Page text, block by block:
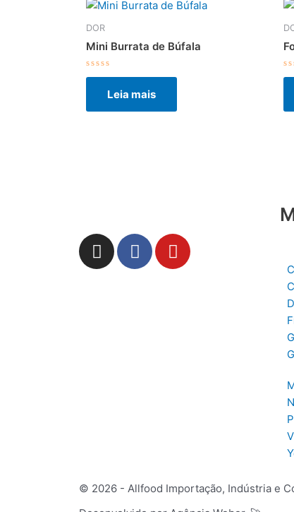
DOR
Mini Burrata de Búfala
Avaliação
Leia mais
I
n
F
a
Y
o
© 2026 - Allfood Importação, Indústria e